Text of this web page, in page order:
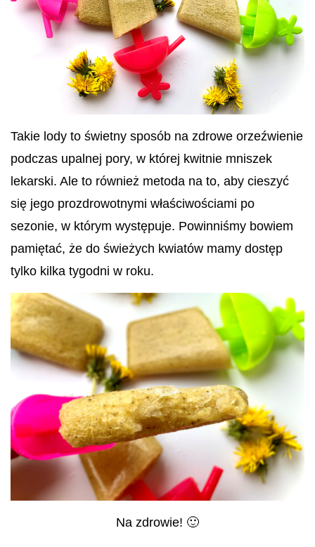
Takie lody to świetny sposób na zdrowe orzeźwienie
podczas upalnej pory, w której kwitnie mniszek
lekarski. Ale to również metoda na to, aby cieszyć
się jego prozdrowotnymi właściwościami po
sezonie, w którym występuje. Powinniśmy bowiem
pamiętać, że do świeżych kwiatów mamy dostęp
tylko kilka tygodni w roku.
Na zdrowie! 🙂